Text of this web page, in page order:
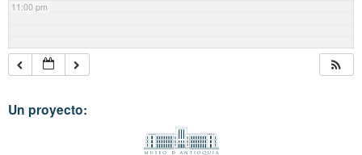
11:00 pm
Un proyecto: